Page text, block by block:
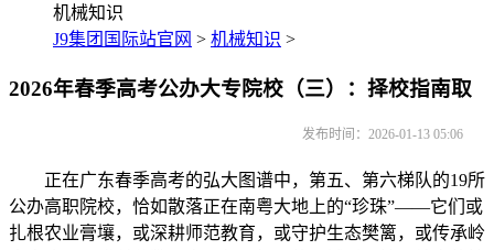
机械知识
J9集团国际站官网 > 机械知识 >
2026年春季高考公办大专院校（三）：择校指南取
发布时间：2026-01-13 05:06
正在广东春季高考的弘大图谱中，第五、第六梯队的19所
公办高职院校，恰如散落正在南粤大地上的“珍珠”——它们或
扎根农业膏壤，或深耕师范教育，或守护生态樊篱，或传承岭